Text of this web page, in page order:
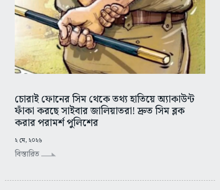
চোরাই ফোনের সিম থেকে তথ্য হাতিয়ে অ্যাকাউন্ট
ফাঁকা করছে সাইবার জালিয়াতরা! দ্রুত সিম ব্লক
করার পরামর্শ পুলিশের
২ মে, ২০২৬
বিস্তারিত